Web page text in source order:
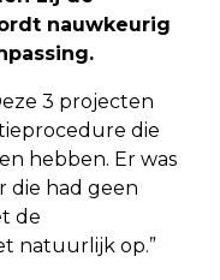
nauwkeurig
3 projecten
die
hebben. Er was
die had geen
de
natuurlijk op.”